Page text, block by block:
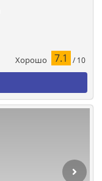
Хорошо 7.1 / 10